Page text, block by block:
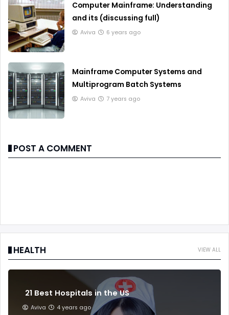
Computer Mainframe: Understanding
and its (discussing full)
Aviva 6 years ago
Mainframe Computer Systems and
Multiprogram Batch Systems
Aviva 7 years ago
POST A COMMENT
VIEW ALL
HEALTH
21 Best Hospitals in the US
Aviva 4 years ago